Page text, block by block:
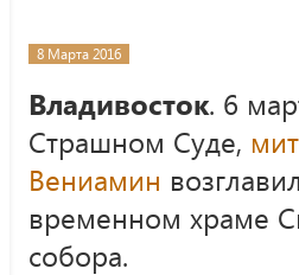
8 Марта 2016
Владивосток. 6
Страшном Суде,
Вениамин
временном храме
собора.